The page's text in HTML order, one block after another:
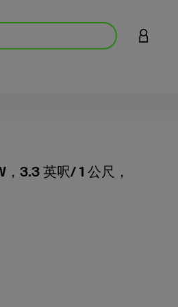
登入您
3.3 英呎/ 1 公尺，